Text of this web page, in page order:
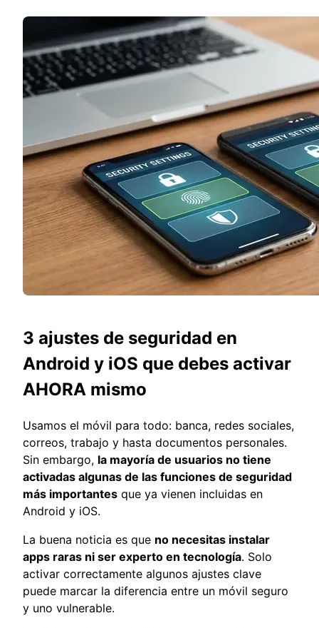
3 ajustes de seguridad en
Android y iOS que debes activar
AHORA mismo
Usamos el móvil para todo: banca, redes sociales,
correos, trabajo y hasta documentos personales.
Sin embargo, la mayoría de usuarios no tiene
activadas algunas de las funciones de seguridad
más importantes que ya vienen incluidas en
Android y iOS.
La buena noticia es que no necesitas instalar
apps raras ni ser experto en tecnología. Solo
activar correctamente algunos ajustes clave
puede marcar la diferencia entre un móvil seguro
y uno vulnerable.